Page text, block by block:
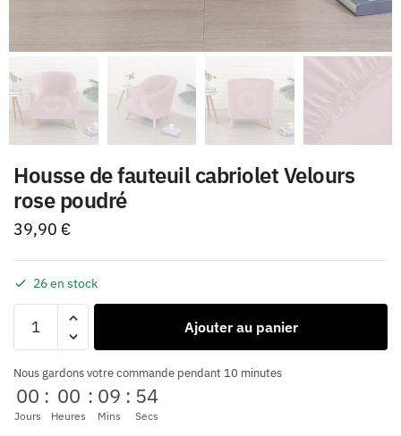
Housse de fauteuil cabriolet Velours
rose poudré
39,90 €
26 en stock
Ajouter au panier
Nous gardons votre commande pendant 10 minutes
00
Jours
: 00
Heures
: 09
Mins
: 54
Secs